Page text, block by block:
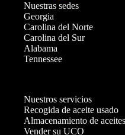
Nuestras sedes
Georgia
Carolina del Norte
Carolina del Sur
Alabama
Tennessee
Nuestros servicios
Recogida de aceite usado
Almacenamiento de
Vender su UCO